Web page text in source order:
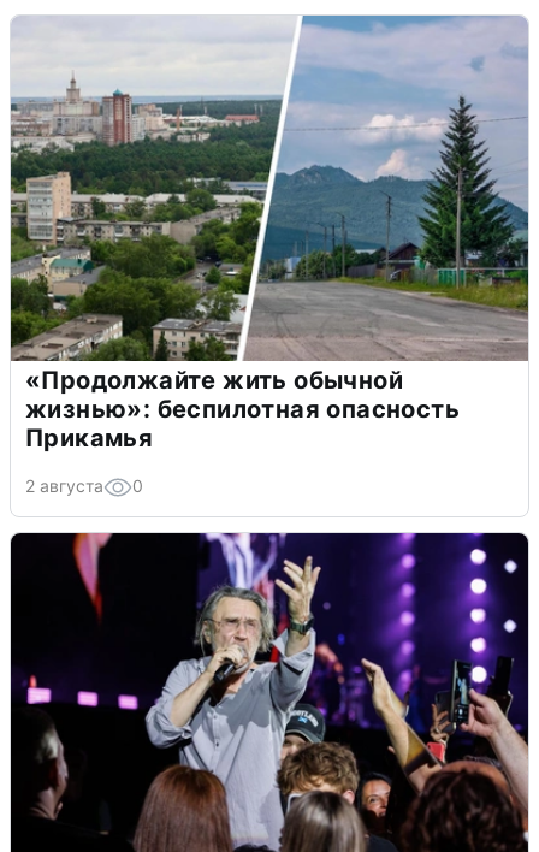
«Продолжайте жить обычной
жизнью»: беспилотная опасность
Прикамья
2 августа 0